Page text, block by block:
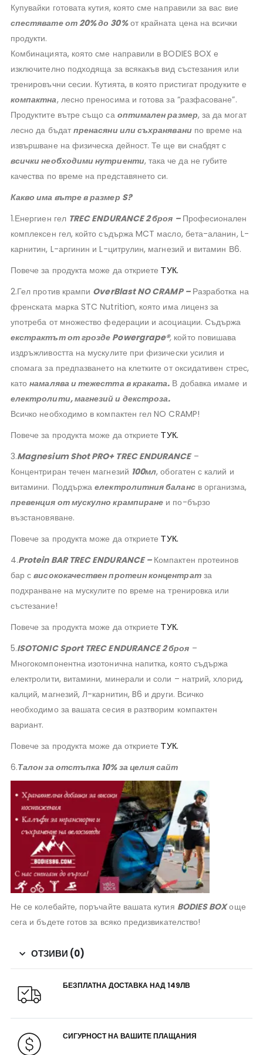
Купувайки готовата кутия, която сме направили за вас вие
спестявате от 20% до 30%от крайната цена на всички
продукти.
Комбинацията, която сме направили в BODIES BOX е
изключително подходяща за всякакъв вид състезания или
тренировъчни сесии. Кутията, в която пристигат продуките е
компактна, лесно преносима и готова за “разфасоване”.
Продуктите вътре също са оптимален размер, за да могат
лесно да бъдат пренасяни или съхраняванипо време на
извършване на физическа дейност. Те ще ви снабдят с
всички необходими нутриенти, така че да не губите
качества по време на представянето си.
Какво има вътре в размер S?
1.Енергиен гел TREC ENDURANCE 2 броя – Професионален
комплексен гел, който съдържа MCT масло, бета-аланин, L-
карнитин, L-аргинин и L-цитрулин, магнезий и витамин В6.
Повече за продукта може да откриетеТУК.
2.Гел против крампи OverBlast NO CRAMP – Разработка на
френската марка STC Nutrition, която има лиценз за
употреба от множество федерации и асоциации. Съдържа
екстрактът от грозде Powergrape®, който повишава
издръжливостта на мускулите при физически усилия и
спомага за предпазването на клетките от оксидативен стрес,
катонамалява и тежестта в краката. В добавка имаме и
електролити, магнезий и декстроза.
Всичко необходимо в компактен гел NO CRAMP!
Повече за продукта може да откриетеТУК.
3.Magnesium Shot PRO+ TREC ENDURANCE–
Концентриран течен магнезий 100мл, обогатен с калий и
витамини. Поддържаелектролитния балансв организма,
превенция от мускулно крампиране и по-бързо
възстановяване.
Повече за продукта може да откриетеТУК.
4.Protein BAR TREC ENDURANCE – Компактен протеинов
бар свисококачествен протеин концентратза
подхранване на мускулите по време на тренировка или
състезание!
Повече за продукта може да откриетеТУК.
5.ISOTONIC Sport TREC ENDURANCE 2 броя –
Многокомпонентна изотонична напитка, която съдържа
електролити, витамини, минерали и соли – натрий, хлорид,
калций, магнезий, Л-карнитин, B6 и други. Всичко
необходимо за вашата сесия в разтворим компактен
вариант.
Повече за продукта може да откриетеТУК.
6.Талон за отстъпка 10% за целия сайт
Не се колебайте, поръчайте вашата кутия BODIES BOXоще
сега и бъдете готов за всяко предизвикателство!
ОТЗИВИ (0)
БЕЗПЛАТНА ДОСТАВКА НАД 149ЛВ
СИГУРНОСТ НА ВАШИТЕ ПЛАЩАНИЯ